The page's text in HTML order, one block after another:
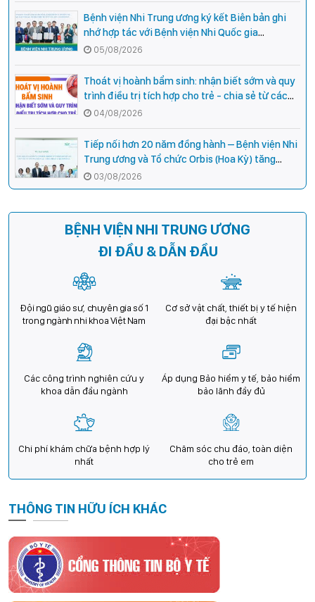
Bệnh viện Nhi Trung ương ký kết Biên bản ghi
nhớ hợp tác với Bệnh viện Nhi Quốc gia
Campuchia
05/08/2026
Thoát vị hoành bẩm sinh: nhận biết sớm và quy
trình điều trị tích hợp cho trẻ - chia sẻ từ các
chuyên gia hàng đầu của Bệnh Viện Nhi Trung
ương
04/08/2026
Tiếp nối hơn 20 năm đồng hành – Bệnh viện Nhi
Trung ương và Tổ chức Orbis (Hoa Kỳ) tăng
cường hợp tác, mở rộng cơ hội bảo vệ thị lực
cho trẻ em Việt Nam
03/08/2026
BỆNH VIỆN NHI TRUNG ƯƠNG
ĐI ĐẦU & DẪN ĐẦU
Đội ngũ giáo sư, chuyên gia số 1
trong ngành nhi khoa Việt Nam
Cơ sở vật chất, thiết bị y tế hiện
đại bậc nhất
Các công trình nghiên cứu y
khoa dẫn đầu ngành
Áp dụng Bảo hiểm y tế, bảo hiểm
bảo lãnh đầy đủ
Chi phí khám chữa bệnh hợp lý
nhất
Chăm sóc chu đáo, toàn diện
cho trẻ em
THÔNG TIN HỮU ÍCH KHÁC